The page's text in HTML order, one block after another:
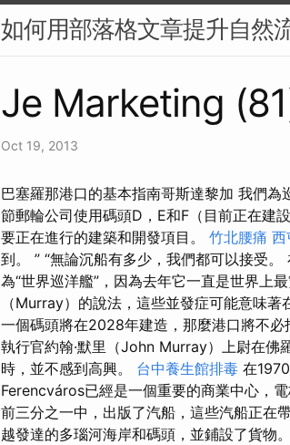
如何用部落格文章提升自然
Je Marketing
Oct 19, 2013
巴塞羅那港口的基本指南哥斯達黎加 我們為
節郵輪​​公司使用碼頭D，E和F（目前正在建
要正在進行的建築和開發項目。 竹北腰痛 西
到。 ” “無論沉船有多少，我們都可以接受
為“世界巡洋艦”，因為去年它一直是世界上
（Murray）的說法，這些並發症可能意味
一個碼頭將在2028年建造，那麼港口將不必
執行官約翰·默里（John Murray）上尉在佛
時，並不感到高興。 台中養生館排毒 在
Ferencváros已經是一個重要的商業中心，
前三分之一中，出版了汽船，這些汽船正在
越發達的多瑙河海岸和碼頭，並鋪設了貨物。